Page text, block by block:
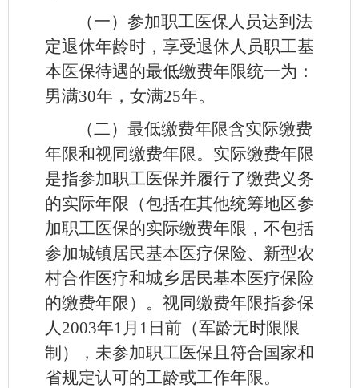
（一）参加职工医保人员达到法
定退休年龄时，享受退休人员职工基
本医保待遇的最低缴费年限统一为：
男满30年，女满25年。
（二）最低缴费年限含实际缴费
年限和视同缴费年限。实际缴费年限
是指参加职工医保并履行了缴费义务
的实际年限（包括在其他统筹地区参
加职工医保的实际缴费年限，不包括
参加城镇居民基本医疗保险、新型农
村合作医疗和城乡居民基本医疗保险
的缴费年限）。视同缴费年限指参保
人2003年1月1日前（军龄无时限限
制），未参加职工医保且符合国家和
省规定认可的工龄或工作年限。